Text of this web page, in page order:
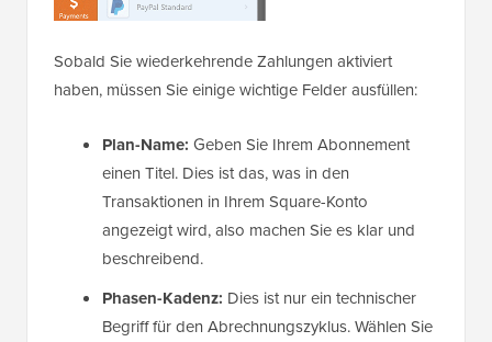
Sobald Sie wiederkehrende Zahlungen aktiviert
haben, müssen Sie einige wichtige Felder ausfüllen:
Plan-Name: Geben Sie Ihrem Abonnement
einen Titel. Dies ist das, was in den
Transaktionen in Ihrem Square-Konto
angezeigt wird, also machen Sie es klar und
beschreibend.
Phasen-Kadenz: Dies ist nur ein technischer
Begriff für den Abrechnungszyklus. Wählen Sie